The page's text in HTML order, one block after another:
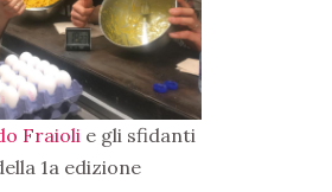
Fraioli e gli sfidanti
1a edizione